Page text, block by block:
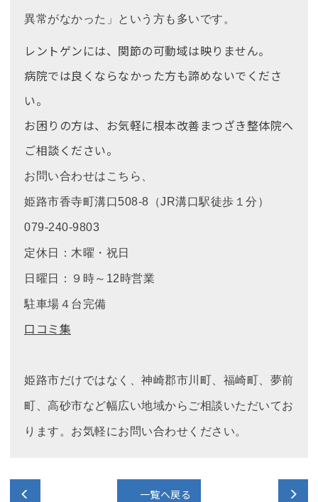
異常がなかった」という方も多いです。
レントゲンには、関節の可動域は映りません。
病院では良くならなかった方も諦めないでくださ
い。
お困りの方は、お気軽に根本改善まつざき整体院へ
ご相談ください。
お問い合わせはこちら、
姫路市香寺町溝口508-8（JR溝口駅徒歩１分）
079-240-9803
定休日：木曜・祝日
日曜日：９時～12時営業
駐車場４台完備
口コミ集
姫路市だけではなく、神崎郡市川町、福崎町、夢前
町、高砂市など幅広い地域からご相談いただいてお
ります。お気軽にお問い合わせください。
一覧へ戻る